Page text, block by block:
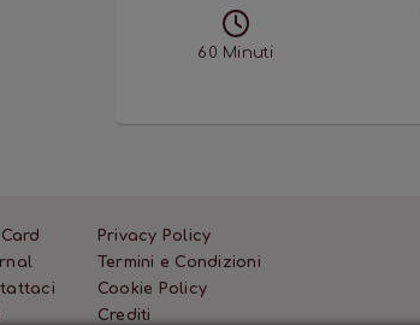
60 Minuti
Privacy Policy
Termini e Condizioni
Cookie Policy
Crediti